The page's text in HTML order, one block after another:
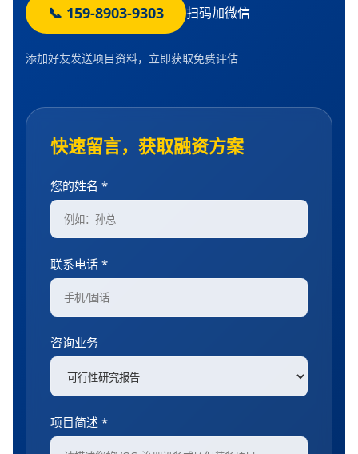
📞 159-8903-9303 扫码加微信
添加好友发送项目资料，立即获取免费评估
快速留言，获取融资方案
您的姓名 *
联系电话 *
咨询业务
项目简述 *